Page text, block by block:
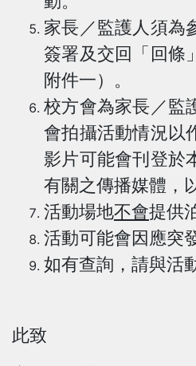
家長／監護人須為
簽署及交回「回條
附件一）。
校方會為家長／監
會拍攝活動情況以
影片可能會刊登於
有關之傳播媒體，
活動場地不會提供
活動可能會因應突
如有查詢，請與活
此致